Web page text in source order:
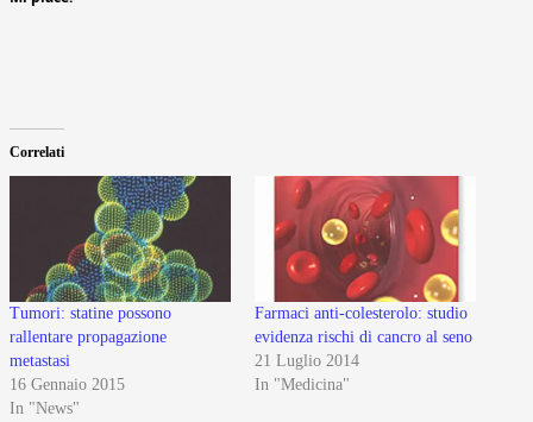
Correlati
Tumori: statine possono
rallentare propagazione
metastasi
16 Gennaio 2015
In "News"
Farmaci anti-colesterolo: studio
evidenza rischi di cancro al seno
21 Luglio 2014
In "Medicina"